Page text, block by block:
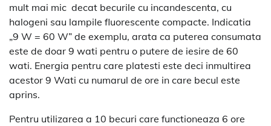
mult mai mic decat becurile cu incandescenta, cu
halogeni sau lampile fluorescente compacte. Indicatia
„9 W = 60 W” de exemplu, arata ca puterea consumata
este de doar 9 wati pentru o putere de iesire de 60
wati. Energia pentru care platesti este deci inmultirea
acestor 9 Wati cu numarul de ore in care becul este
aprins.
Pentru utilizarea a 10 becuri care functioneaza 6 ore